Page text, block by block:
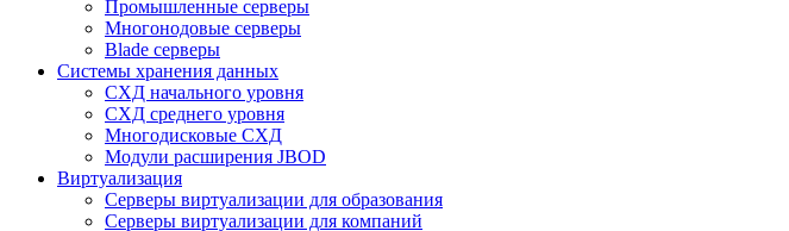
Промышленные серверы
Многонодовые серверы
Blade серверы
Системы хранения данных
СХД начального уровня
СХД среднего уровня
Многодисковые СХД
Модули расширения JBOD
Виртуализация
Серверы виртуализации для образования
Серверы виртуализации для компаний